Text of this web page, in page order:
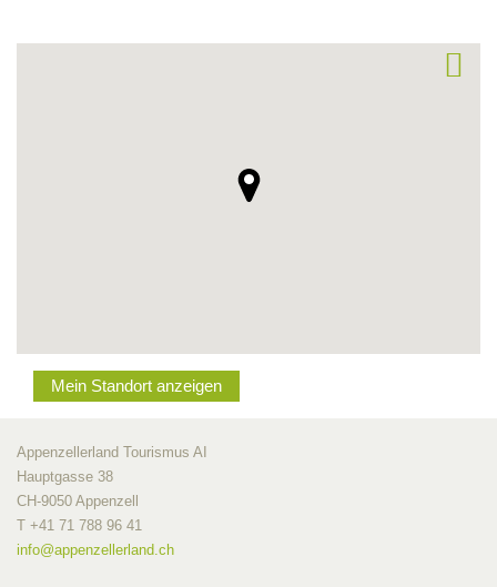
Mein Standort anzeigen
Appenzellerland Tourismus AI
Hauptgasse 38
CH-9050 Appenzell
T +41 71 788 96 41
info@appenzellerland.ch